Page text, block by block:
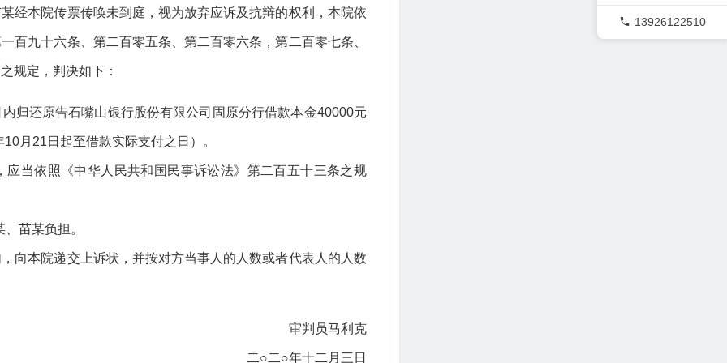
经本院传票传唤未到庭，视为放弃应诉及抗辩的权利，本院依
百九十六条、第二百零五条、第二百零六条，第二百零七条、
规定，判决如下：
归还原告石嘴山银行股份有限公司固原分行借款本金40000元
月21日起至借款实际支付之日）。
当依照《中华人民共和国民事诉讼法》第二百五十三条之规
苗某负担。
向本院递交上诉状，并按对方当事人的人数或者代表人的人数
审判员马利克
二○二○年十二月三日
13926122510